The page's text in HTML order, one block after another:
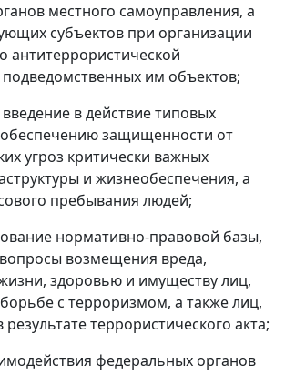
местного самоуправления, а
субъектов при организации
антитеррористической
им объектов;
в действие типовых
защищенности от
угроз критически важных
и жизнеобеспечения, а
пребывания людей;
нормативно-правовой базы,
возмещения вреда,
здоровью и имуществу лиц,
с терроризмом, а также лиц,
террористического акта;
федеральных органов